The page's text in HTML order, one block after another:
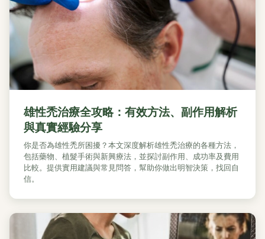
雄性禿治療全攻略：有效方法、副作用解析
與真實經驗分享
你是否為雄性禿所困擾？本文深度解析雄性禿治療的各種方法，
包括藥物、植髮手術與新興療法，並探討副作用、成功率及費用
比較。提供實用建議與常見問答，幫助你做出明智決策，找回自
信。